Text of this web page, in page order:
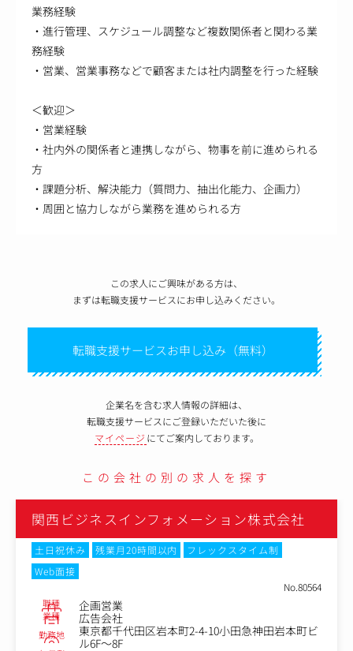
業務経験
・進行管理、スケジュール調整など複数関係者と関わる業
務経験
・営業、営業事務などで顧客または社内調整を行った経験
＜歓迎＞
・営業経験
・社内外の関係者と連携しながら、物事を前に進められる
方
・課題分析、解決能力（質問力、抽出化能力、企画力）
・周囲と協力しながら業務を進められる方
この求人にご興味がある方は、
まずは転職支援サービスにお申し込みください。
転職支援サービスお申し込み（無料）
企業名を含む求人情報の詳細は、
転職支援サービスにご登録いただいた後に
マイページ にてご案内しております。
この会社の別の求人を探す
関西ビジネスインフォメーション株式会社
土日祝休み 残業月20時間以内
フレックスタイム制
Web面接
No.80564
職種 企画営業
業種 広告会社
勤務地
東京都千代田区岩本町2-4-10小田急神田岩本町ビ
ル6F～8F